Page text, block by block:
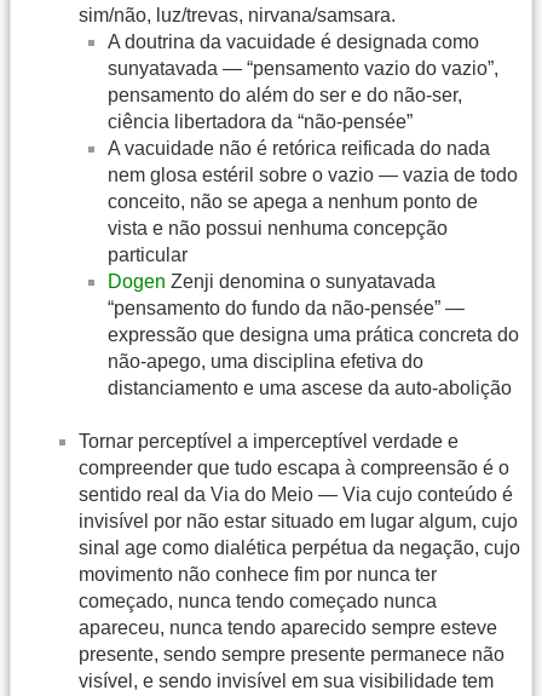
sim/não, luz/trevas, nirvana/samsara.
A doutrina da vacuidade é designada como
sunyatavada — “pensamento vazio do vazio”,
pensamento do além do ser e do não-ser,
ciência libertadora da “não-pensée”
A vacuidade não é retórica reificada do nada
nem glosa estéril sobre o vazio — vazia de todo
conceito, não se apega a nenhum ponto de
vista e não possui nenhuma concepção
particular
Dogen Zenji denomina o sunyatavada
“pensamento do fundo da não-pensée” —
expressão que designa uma prática concreta do
não-apego, uma disciplina efetiva do
distanciamento e uma ascese da auto-abolição
Tornar perceptível a imperceptível verdade e
compreender que tudo escapa à compreensão é o
sentido real da Via do Meio — Via cujo conteúdo é
invisível por não estar situado em lugar algum, cujo
sinal age como dialética perpétua da negação, cujo
movimento não conhece fim por nunca ter
começado, nunca tendo começado nunca
apareceu, nunca tendo aparecido sempre esteve
presente, sendo sempre presente permanece não
visível, e sendo invisível em sua visibilidade tem